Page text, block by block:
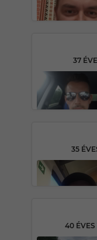
37
35
40 ÉVES